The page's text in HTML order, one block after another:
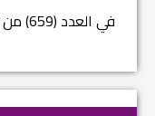
في العدد (659) من بهرا : انقضى عام النصر… م...